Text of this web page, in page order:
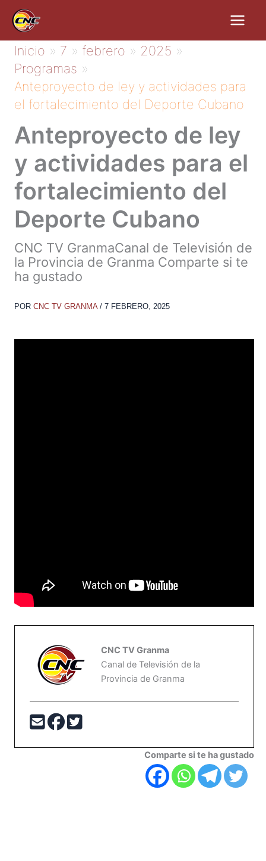
contenido
Inicio 7 febrero
2025
Programas
Anteproyecto de ley y actividades para
el fortalecimiento del Deporte Cubano
Anteproyecto de ley
y actividades para el
fortalecimiento del
Deporte Cubano
CNC TV GranmaCanal de Televisión de
la Provincia de Granma Comparte si te
ha gustado
POR CNC TV GRANMA / 7 FEBRERO, 2025
CNC TV Granma
Canal de Televisión de la
Provincia de Granma
Comparte si te ha gustado